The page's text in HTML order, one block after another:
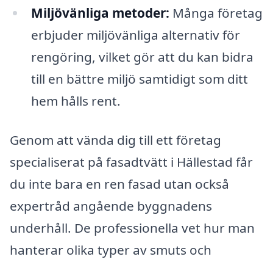
Miljövänliga metoder: Många företag
erbjuder miljövänliga alternativ för
rengöring, vilket gör att du kan bidra
till en bättre miljö samtidigt som ditt
hem hålls rent.
Genom att vända dig till ett företag
specialiserat på fasadtvätt i Hällestad får
du inte bara en ren fasad utan också
expertråd angående byggnadens
underhåll. De professionella vet hur man
hanterar olika typer av smuts och